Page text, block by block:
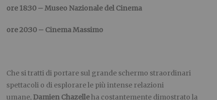
ore 18:30 – Museo Nazionale del Cinema
ore 20:30 – Cinema Massimo
Che si tratti di portare sul grande schermo straordinari
spettacoli o di esplorare le più intense relazioni
umane, Damien Chazelleha costantemente dimostrato la